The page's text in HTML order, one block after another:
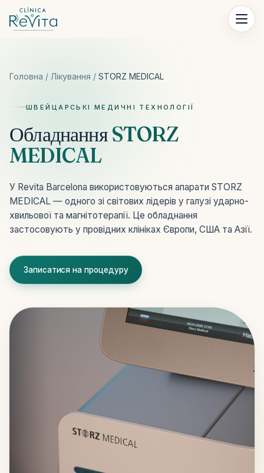
Перейти до контенту
Головна / Лікування / STORZ MEDICAL
ШВЕЙЦАРСЬКІ МЕДИЧНІ ТЕХНОЛОГІЇ
ОбладнанняSTORZ
MEDICAL
У Revita Barcelona використовуються апарати STORZ
MEDICAL — одного зі світових лідерів у галузі ударно-
хвильової та магнітотерапії. Це обладнання
застосовують у провідних клініках Європи, США та Азії.
Записатися на процедуру